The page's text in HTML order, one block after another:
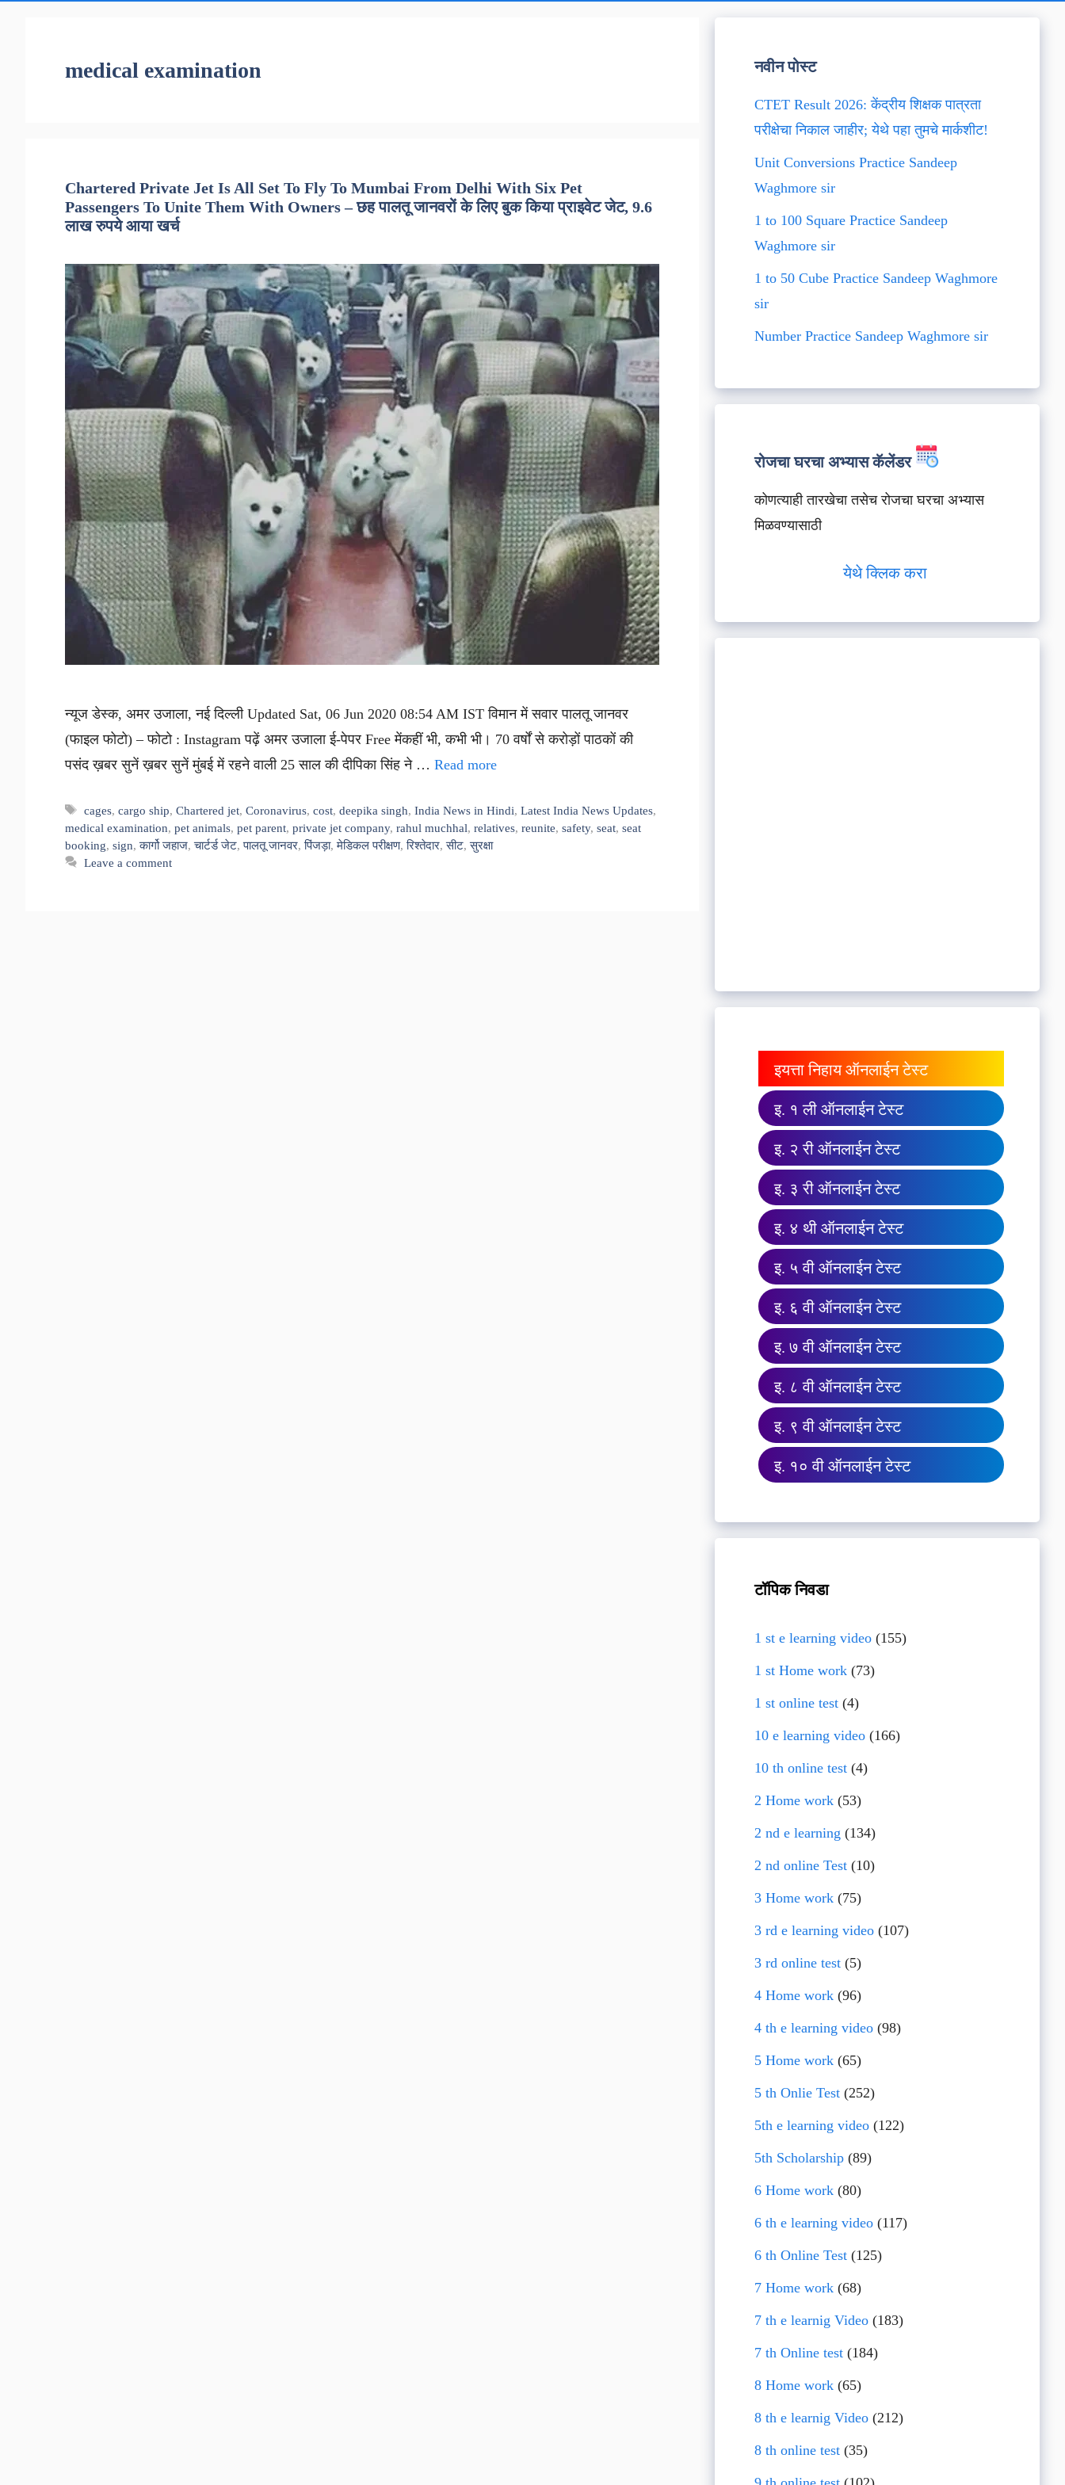
medical examination
Chartered Private Jet Is All Set To Fly To Mumbai From Delhi With Six Pet
Passengers To Unite Them With Owners – छह पालतू जानवरों के लिए बुक किया प्राइवेट जेट, 9.6
लाख रुपये आया खर्च
न्यूज डेस्क, अमर उजाला, नई दिल्ली Updated Sat, 06 Jun 2020 08:54 AM IST विमान में सवार पालतू जानवर
(फाइल फोटो) – फोटो : Instagram पढ़ें अमर उजाला ई-पेपर Free मेंकहीं भी, कभी भी। 70 वर्षों से करोड़ों पाठकों की
पसंद ख़बर सुनें ख़बर सुनें मुंबई में रहने वाली 25 साल की दीपिका सिंह ने … Read more
Tags
cages,cargo ship,Chartered jet,Coronavirus,cost,deepika singh,India News in Hindi,Latest India News Updates,
medical examination, pet animals, pet parent, private jet company, rahul muchhal, relatives, reunite, safety, seat, seat
booking, sign,कार्गो जहाज,चार्टर्ड जेट,पालतू जानवर,पिंजड़ा,मेडिकल परीक्षण,रिश्तेदार,सीट,सुरक्षा
Leave a comment
नवीन पोस्ट
CTET Result 2026: केंद्रीय शिक्षक पात्रता
परीक्षेचा निकाल जाहीर; येथे पहा तुमचे मार्कशीट!
Unit Conversions Practice Sandeep
Waghmore sir
1 to 100 Square Practice Sandeep
Waghmore sir
1 to 50 Cube Practice Sandeep Waghmore
sir
Number Practice Sandeep Waghmore sir
रोजचा घरचा अभ्यास कॅलेंडर
कोणत्याही तारखेचा तसेच रोजचा घरचा अभ्यास
मिळवण्यासाठी
येथे क्लिक करा
इयत्ता निहाय ऑनलाईन टेस्ट
इ. १ ली ऑनलाईन टेस्ट
इ. २ री ऑनलाईन टेस्ट
इ. ३ री ऑनलाईन टेस्ट
इ. ४ थी ऑनलाईन टेस्ट
इ. ५ वी ऑनलाईन टेस्ट
इ. ६ वी ऑनलाईन टेस्ट
इ. ७ वी ऑनलाईन टेस्ट
इ. ८ वी ऑनलाईन टेस्ट
इ. ९ वी ऑनलाईन टेस्ट
इ. १० वी ऑनलाईन टेस्ट
टॉपिक निवडा
1 st e learning video(155)
1 st Home work(73)
1 st online test(4)
10 e learning video(166)
10 th online test(4)
2 Home work(53)
2 nd e learning (134)
2 nd online Test(10)
3 Home work(75)
3 rd e learning video(107)
3 rd online test(5)
4 Home work(96)
4 th e learning video(98)
5 Home work(65)
5 th Onlie Test(252)
5th e learning video(122)
5th Scholarship(89)
6 Home work(80)
6 th e learning video(117)
6 th Online Test(125)
7 Home work(68)
7 th e learnig Video(183)
7 th Online test(184)
8 Home work(65)
8 th e learnig Video(212)
8 th online test(35)